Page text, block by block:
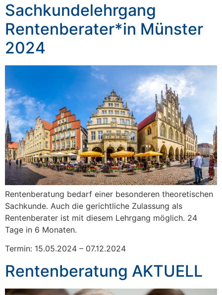
Sachkundelehrgang
Rentenberater*in Münster
2024
Rentenberatung bedarf einer besonderen theoretischen
Sachkunde. Auch die gerichtliche Zulassung als
Rentenberater ist mit diesem Lehrgang möglich. 24
Tage in 6 Monaten.
Termin: 15.05.2024 – 07.12.2024
Rentenberatung AKTUELL